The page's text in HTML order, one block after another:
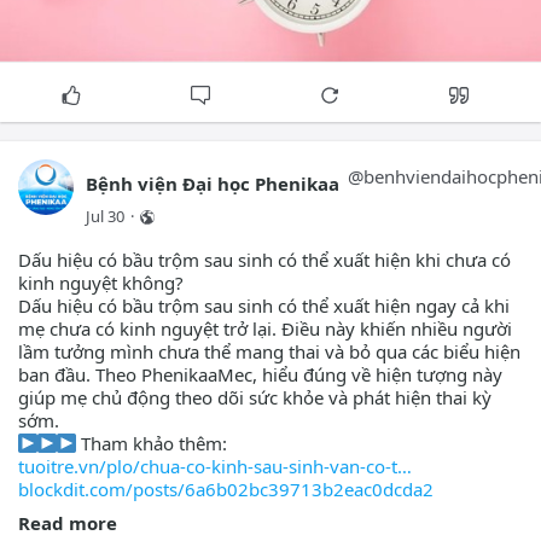
Ra máu báo thai nhưng vẫn có kinh là hiểu nhầm khá phổ
biến do hai hiện tượng có thể xuất hiện gần nhau về thời
không nên tự kết luận mà hãy thử thai và thăm khám đúng
thời điểm. Tại PhenikaaMec, bác sĩ sản phụ khoa sẽ giúp bạn
hợp.
dựa vào một dấu hiệu duy nhất để tự kết luận nguyên nhân.
Những trường hợp ra máu không đau bụng vẫn cần được
Không phải mọi trường hợp ra máu đầu thai kỳ đều nguy
hiểm. Tuy nhiên, bạn nên đến cơ sở y tế để được kiểm tra
Lượng máu ra nhiều hoặc kéo dài nhiều ngày.
Tình trạng ra máu lặp lại nhiều lần.
Que thử thai cho kết quả dương tính nhưng vẫn tiếp tục ra
máu.
Ra máu nhiều hơn theo thời gian dù không có cảm giác đau
bụng.
Những đặc điểm trên có thể giúp bác sĩ định hướng nguyên
nhân và quyết định có cần thực hiện thêm xét nghiệm hoặc
siêu âm hay không.
Bệnh viện Đại học Phenikaa @
Jul 30 ·
Dấu hiệu có bầu trộm sau sinh có thể xuất hiện khi chưa có
kinh nguyệt không?
Dấu hiệu có bầu trộm sau sinh có thể xuất hiện ngay cả khi
mẹ chưa có kinh nguyệt trở lại. Điều này khiến nhiều người
lầm tưởng mình chưa thể mang thai và bỏ qua các biểu hiện
ban đầu. Theo PhenikaaMec, hiểu đúng về hiện tượng này
giúp mẹ chủ động theo dõi sức khỏe và phát hiện thai kỳ
sớm.
Tham khảo thêm:
tuoitre.vn/plo/chua-co-kinh-sau-sinh-van-co-t
blockdit.com/posts/6a6b02bc39713b2eac0dcda2
-Read more